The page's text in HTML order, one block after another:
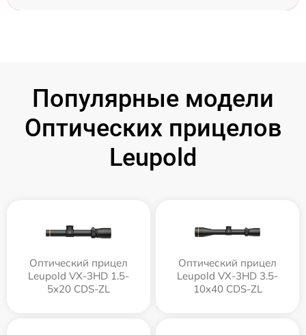
Популярные модели
Оптических прицелов
Leupold
Оптический прицел
Leupold VX-3HD 1.5-
5x20 CDS-ZL
Оптический прицел
Leupold VX-3HD 3.5-
10x40 CDS-ZL